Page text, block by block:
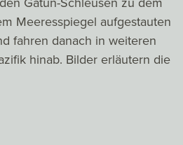
Meeresspiegel aufgestauten
fahren danach in weiteren
hinab. Bilder erläutern die